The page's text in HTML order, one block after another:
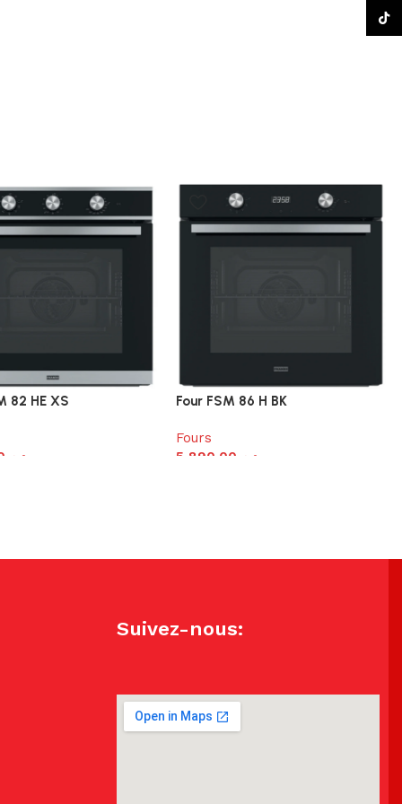
82 HE XS
د.م.
Four FSM 86 H BK
Fours
د.م. 5,890.00
Suivez-nous: